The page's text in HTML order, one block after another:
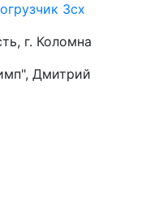
3cx
г. Коломна
Дмитрий